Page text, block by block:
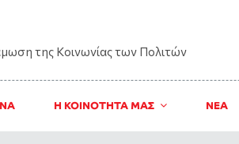
της Kοινωνίας των Πολιτών
Η ΚΟΙΝΟΤΗΤΑ ΜΑΣ ΝΈΑ